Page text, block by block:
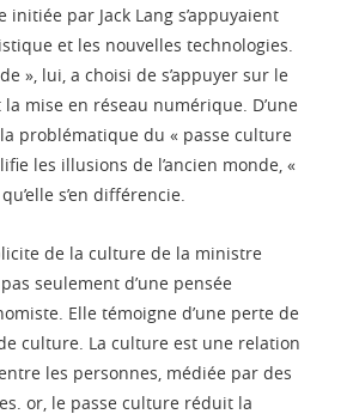
par Jack Lang s’appuyaient
et les nouvelles technologies.
», lui, a choisi de s’appuyer sur le
mise en réseau numérique. D’une
problématique du « passe culture
les illusions de l’ancien monde, «
s’en différencie.
de la culture de la ministre
seulement d’une pensée
Elle témoigne d’une perte de
culture. La culture est une relation
les personnes, médiée par des
or, le passe culture réduit la